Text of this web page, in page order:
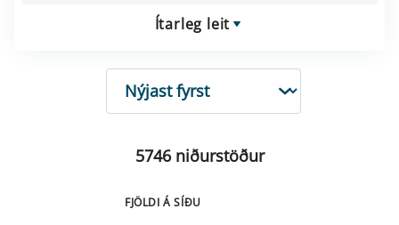
Ítarleg leit
RÖÐUN
5746 niðurstöður
FJÖLDI Á SÍÐU